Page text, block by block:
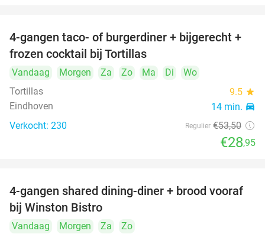
46%
4-gangen taco- of burgerdiner + bijgerecht +
frozen cocktail bij Tortillas
Vandaag Morgen Za Zo Ma Di
Wo
Tortillas
9.5 star
Eindhoven 14 min. directions_car
Verkocht: 230 Regulier €53,50
€28,95
32%
4-gangen shared dining-diner + brood vooraf
bij Winston Bistro
Vandaag Morgen Za
Zo